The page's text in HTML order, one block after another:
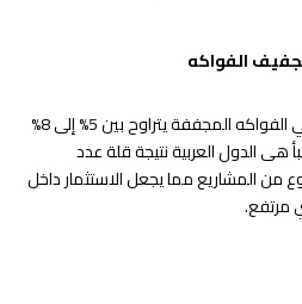
الفواكه
تشير التقديرات ان حجم الطلب علي الفواكه المجففة يتراوح بين 5% إلى 8%
الدول العربية نتيجة قلة عدد
من المشاريع مما يجعل الاستثمار داخل
مرتفع.